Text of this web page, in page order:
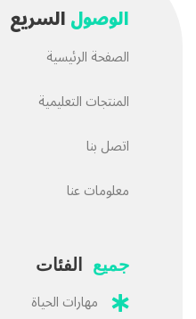
الوصولالسريع
الصفحة الرئيسية
المنتجات التعليمية
اتصل بنا
معلومات عنا
جميع الفئات
مهارات الحياة